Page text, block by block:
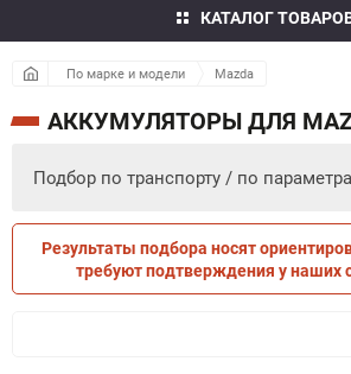
КАТАЛОГ
По марке и модели Mazda
АККУМУЛЯТОРЫ ДЛЯ
Подбор по транспорту / по
ПО ТРАНСПОРТУ ПО
Результаты подбора носят
требуют подтверждения у наших